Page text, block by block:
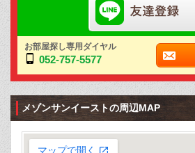
お部屋探し専用ダイヤル
052-757-5577
メゾンサンイーストの周辺MAP